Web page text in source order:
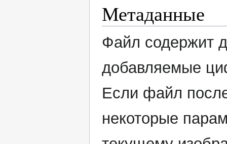
Метаданные
Файл содержит
добавляемые
Если файл
некоторые